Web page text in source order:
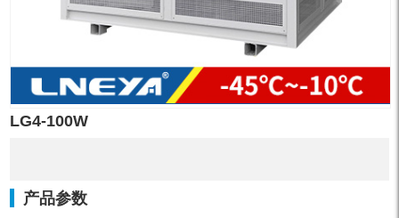
LG4-100W
产品参数